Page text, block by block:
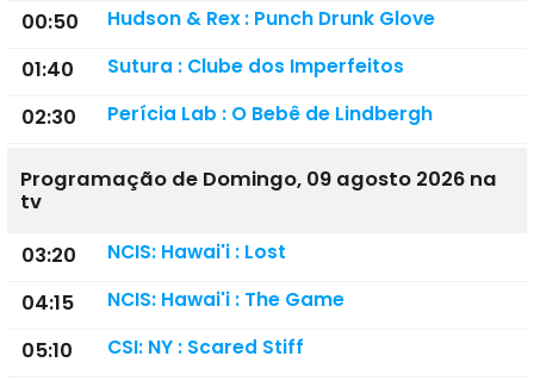
00:50 Hudson & Rex : Punch Drunk Glove
01:40 Sutura : Clube dos Imperfeitos
02:30 Perícia Lab : O Bebê de Lindbergh
Programação de Domingo, 09 agosto 2026 na
tv
03:20
NCIS: Hawai'i : Lost
04:15 NCIS: Hawai'i : The Game
05:10 CSI: NY : Scared Stiff